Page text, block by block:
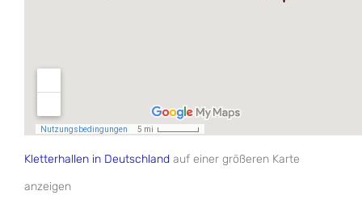
Kletterhallen in Deutschland auf einer größeren Karte
anzeigen